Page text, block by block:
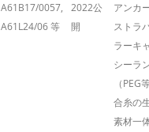
A61B17/0057,
A61L24/06 等
2022公
開
アンカ
ストラ
ラーキ
シーラ
（PEG
合糸の
素材一